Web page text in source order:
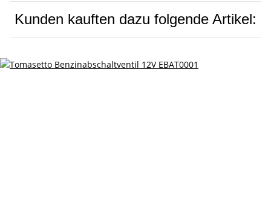
Kunden kauften dazu folgende Artikel: